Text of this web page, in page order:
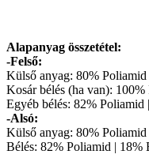
Alapanyag összetétel:
-Felső:
Külső anyag: 80% Poliamid
Kosár bélés (ha van): 100%
Egyéb bélés: 82% Poliamid
-Alsó:
Külső anyag: 80% Poliamid
Bélés: 82% Poliamid | 18%